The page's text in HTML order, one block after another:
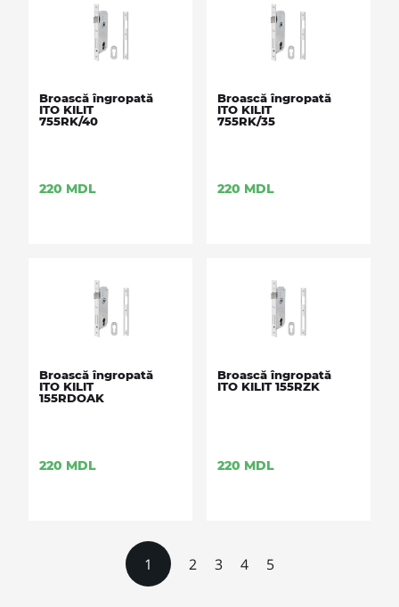
Broască îngropată
ITO KILIT
755RK/40
220 MDL
Broască îngropată
ITO KILIT
755RK/35
220 MDL
Broască îngropată
ITO KILIT
155RDOAK
220 MDL
Broască îngropată
ITO KILIT 155RZK
220 MDL
1 2 3 4 5